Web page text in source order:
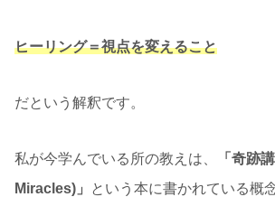
ヒーリング＝視点を変えること
だという解釈です。
私が今学んでいる所の教えは、
「奇跡
Miracles)」
という本に書かれている概